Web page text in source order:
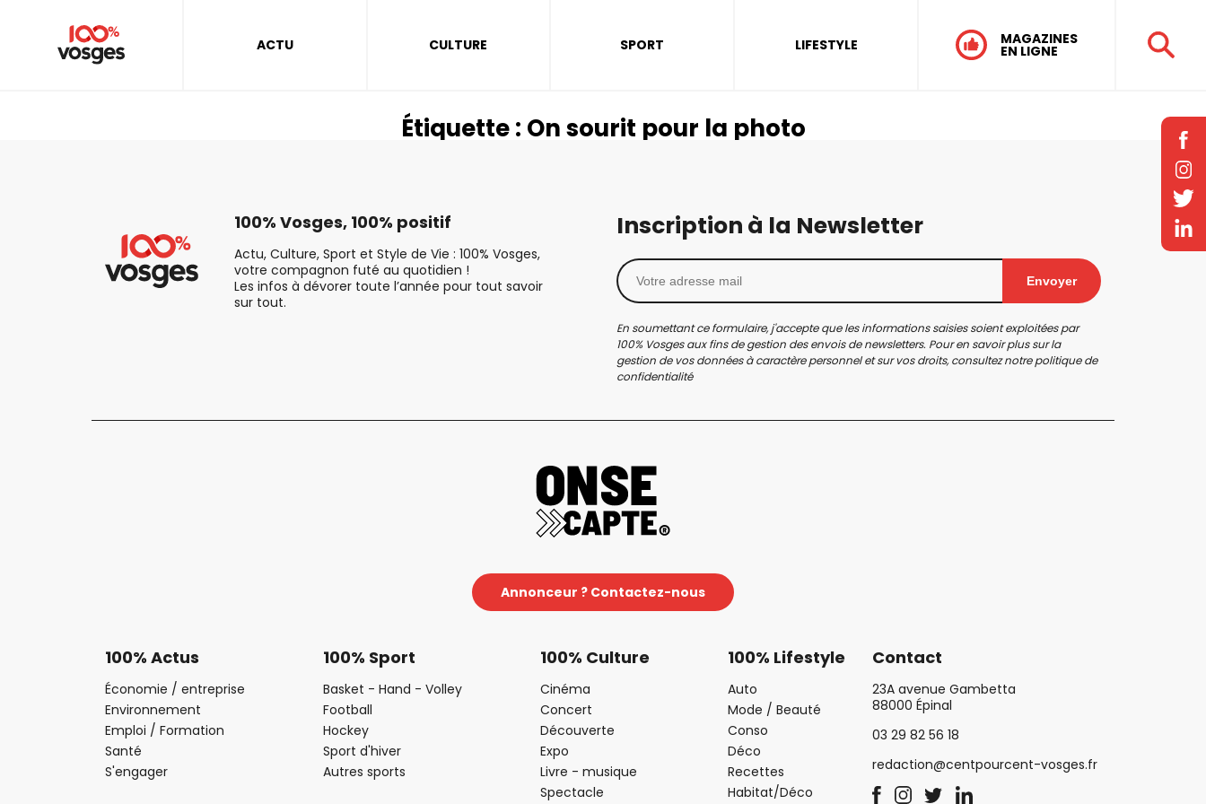
ACTU CULTURE SPORT LIFESTYLE MAGAZINES
EN LIGNE
Étiquette : On sourit pour la photo
100% Vosges, 100% positif
Actu, Culture, Sport et Style de Vie : 100% Vosges,
votre compagnon futé au quotidien !
Les infos à dévorer toute l’année pour tout savoir
sur tout.
Inscription à la Newsletter
Envoyer
En soumettant ce formulaire, j'accepte que les informations saisies soient exploitées par
100% Vosges aux fins de gestion des envois de newsletters. Pour en savoir plus sur la
gestion de vos données à caractère personnel et sur vos droits, consultez notrepolitique de
confidentialité
Annonceur ? Contactez-nous
100% Actus
Économie / entreprise
Environnement
Emploi / Formation
Santé
S'engager
100% Sport
Basket - Hand - Volley
Football
Hockey
Sport d'hiver
Autres sports
100% Culture
Cinéma
Concert
Découverte
Expo
Livre - musique
Spectacle
100% Lifestyle
Auto
Mode / Beauté
Conso
Déco
Recettes
Habitat/Déco
Contact
23A avenue Gambetta
88000 Épinal
03 29 82 56 18
redaction@centpourcent-vosges.fr